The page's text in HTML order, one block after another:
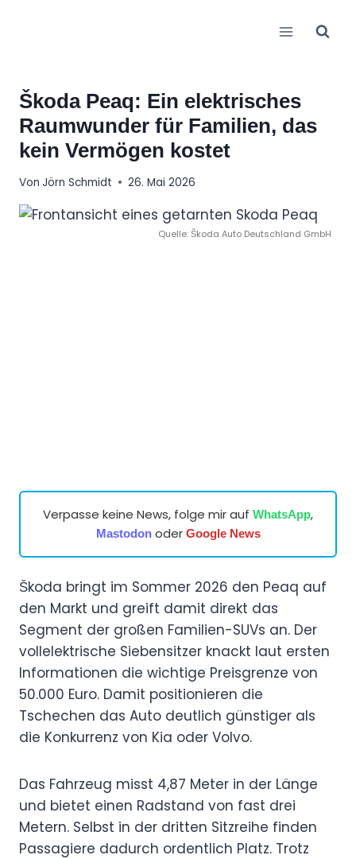
Škoda Peaq: Ein elektrisches
Raumwunder für Familien, das
kein Vermögen kostet
Von Jörn Schmidt 26. Mai 2026
Quelle: Škoda Auto Deutschland GmbH
Verpasse keine News, folge mir auf WhatsApp,
Mastodonoder Google News
Škoda bringt im Sommer 2026 den Peaq auf
den Markt und greift damit direkt das
Segment der großen Familien-SUVs an. Der
vollelektrische Siebensitzer knackt laut ersten
Informationen die wichtige Preisgrenze von
50.000 Euro. Damit positionieren die
Tschechen das Auto deutlich günstiger als
die Konkurrenz von Kia oder Volvo.
Das Fahrzeug misst 4,87 Meter in der Länge
und bietet einen Radstand von fast drei
Metern. Selbst in der dritten Sitzreihe finden
Passagiere dadurch ordentlich Platz. Trotz